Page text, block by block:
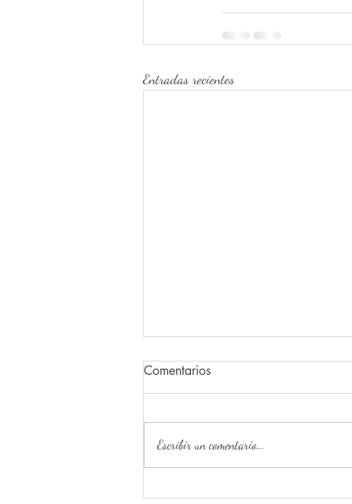
Entradas recientes
GRADUACION TERCER
del tercer curso basico de Cucina Italiana.
El evento, organizado por La Cucina
Comentarios
Escribir un comentario...